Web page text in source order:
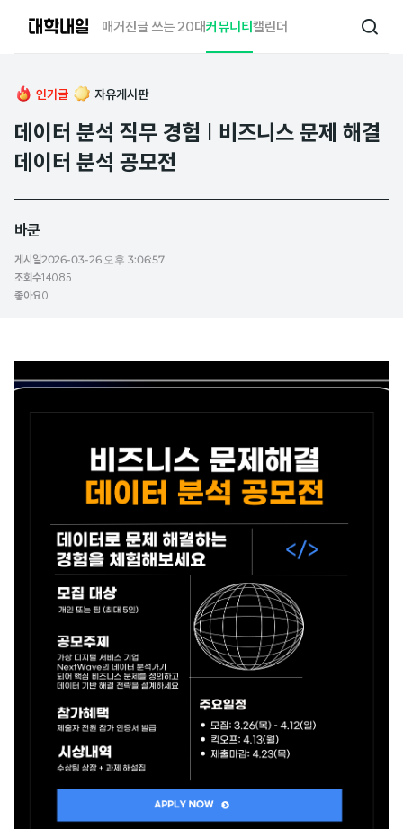
매거진글 쓰는 20대커뮤니티캘린더
검
인기글 자유게시판
데이터 분석 직무 경험 | 비즈니스 문제 해결
데이터 분석 공모전
바쿤
게시일2026-03-26 오후 3:06:57
조회수14085
좋아요0